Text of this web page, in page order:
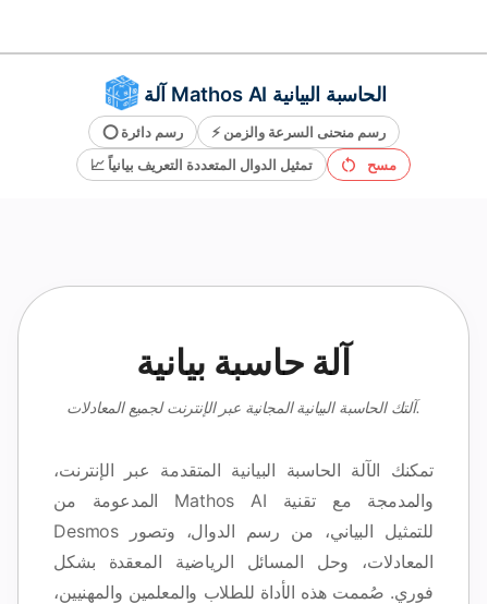
حلّال الرياضيات
المعلم الذكي
آلة Mathos AI الحاسبة البيانية
⭕ رسم دائرة ⚡ رسم منحنى السرعة والزمن
📈 تمثيل الدوال المتعددة التعريف بيانياً مسح
آلة حاسبة بيانية
آلتك الحاسبة البيانية المجانية عبر الإنترنت لجميع المعادلات.
تمكنك الآلة الحاسبة البيانية المتقدمة عبر الإنترنت،
المدعومة من Mathos AI والمدمجة مع تقنية
Desmos للتمثيل البياني، من رسم الدوال، وتصور
المعادلات، وحل المسائل الرياضية المعقدة بشكل
فوري. صُممت هذه الأداة للطلاب والمعلمين والمهنيين،